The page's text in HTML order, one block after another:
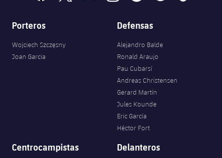
Porteros
Wojciech Szczęsny
Joan Garcia
Defensas
Alejandro Balde
Ronald Araujo
Pau Cubarsí
Andreas Christensen
Gerard Martín
Jules Kounde
Eric García
Héctor Fort
Centrocampistas Delanteros